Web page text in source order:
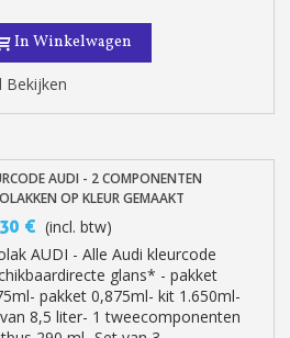
48-72 uur in Nederland
een aankoopwaarde van 30€.
in minder dan 1 minuut
en ontvang shopping vouchers
bij elke bestelling
producten binnen 14 dagen
In Winkelwagen
Bekijken
AUDI - 2 COMPONENTEN
OP KLEUR GEMAAKT
€ (incl. btw)
AUDI - Alle Audi kleurcode
glans* - pakket
pakket 0,875ml- kit 1.650ml-
8,5 liter- 1 tweecomponenten